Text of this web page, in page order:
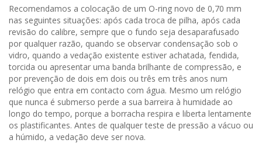
Recomendamos a colocação de um O-ring novo de 0,70 mm
nas seguintes situações: após cada troca de pilha, após cada
revisão do calibre, sempre que o fundo seja desaparafusado
por qualquer razão, quando se observar condensação sob o
vidro, quando a vedação existente estiver achatada, fendida,
torcida ou apresentar uma banda brilhante de compressão, e
por prevenção de dois em dois ou três em três anos num
relógio que entra em contacto com água. Mesmo um relógio
que nunca é submerso perde a sua barreira à humidade ao
longo do tempo, porque a borracha respira e liberta lentamente
os plastificantes. Antes de qualquer teste de pressão a vácuo ou
a húmido, a vedação deve ser nova.